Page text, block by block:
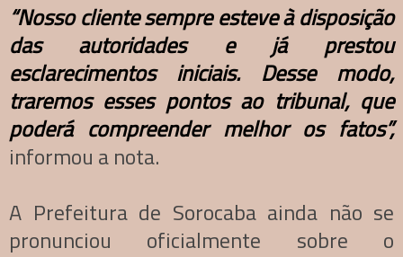
“Nosso cliente sempre esteve à disposição
das autoridades e já prestou
esclarecimentos iniciais. Desse modo,
traremos esses pontos ao tribunal, que
poderá compreender melhor os fatos”,
informou a nota.
A Prefeitura de Sorocaba ainda não se
pronunciou oficialmente sobre o